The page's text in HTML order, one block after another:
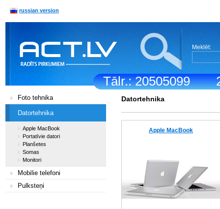
Tālr.: 20505099
russian version
Meklēt:
Foto tehnika
Datortehnika
Apple MacBook
Portatīvie datori
Planšetes
Somas
Monitori
Mobilie telefoni
Pulksteņi
Datortehnika
Apple MacBook